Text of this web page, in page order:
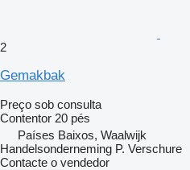
2
Gemakbak
Preço sob consulta
Contentor 20 pés
Países Baixos, Waalwijk
Handelsonderneming P. Verschure
Contacte o vendedor